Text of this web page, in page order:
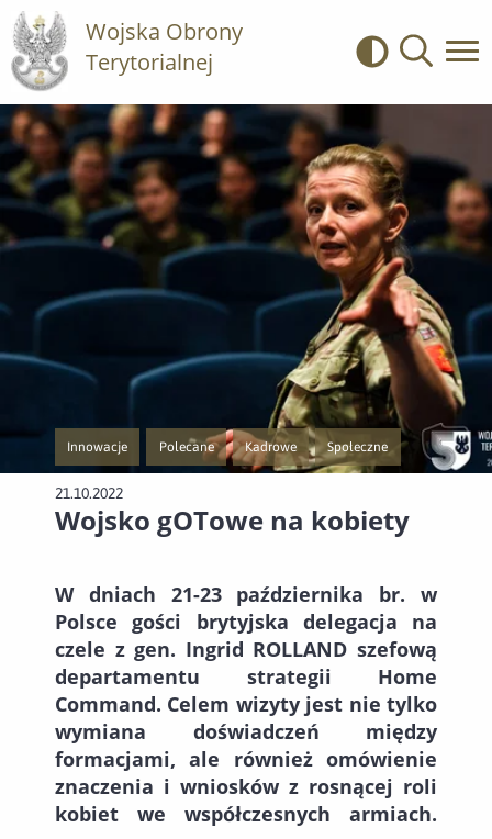
Wojska Obrony
Terytorialnej
Kontrast
Innowacje
Przejście do nowej strony z listą publikacji o kategorii Innowacje
Polecane
Przejście do nowej strony z listą publikacji o kategorii
Kadrowe
Przejście do nowej strony z listą
Społeczne
Przejście do nowej strony
21.10.2022
Wojsko gOTowe na kobiety
W dniach 21-23 października br. w
Polsce gości brytyjska delegacja na
czele z gen. Ingrid ROLLAND szefową
departamentu strategii Home
Command. Celem wizyty jest nie tylko
wymiana doświadczeń między
formacjami, ale również omówienie
znaczenia i wniosków z rosnącej roli
kobiet we współczesnych armiach.